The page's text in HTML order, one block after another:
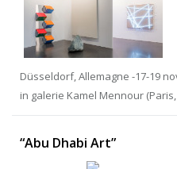
Düsseldorf, Allemagne -17-19
in galerie Kamel Mennour
“Abu Dhabi Art”